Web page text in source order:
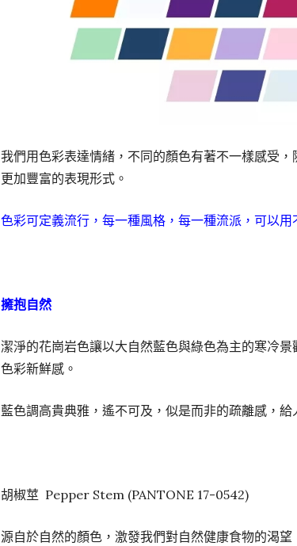
我們用色彩表達情緒，不同的顏色有著不一樣感受
更加豐富的表現形式。
色彩可定義流行，每一種風格，每一種流派，可以用
擁抱自然
潔淨的花崗岩色讓以大自然藍色與綠色為主的寒冷
色彩新鮮感。
藍色調高貴典雅，遙不可及，似是而非的疏離感，
胡椒莖 Pepper Stem (PANTONE 17-0542)
源自於自然的顏色，激發我們對自然健康食物的渴望